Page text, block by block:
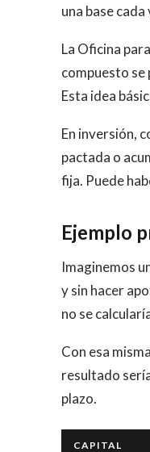
una base
La Oficina
compuesto se
Esta idea
En inversión,
pactada o
fija. Puede
Ejemplo
Imaginemos
y sin hacer
no se
Con esa
resultado
plazo.
CAPITAL